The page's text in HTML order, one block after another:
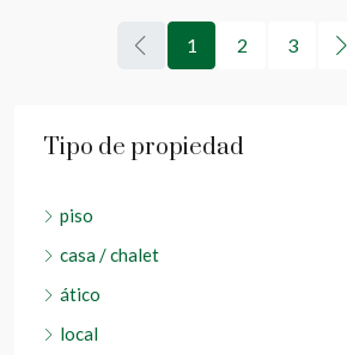
1 2 3
Tipo de propiedad
piso
casa / chalet
ático
local